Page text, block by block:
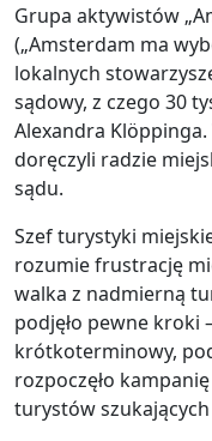
Grupa aktywistów
(„Amsterdam ma
lokalnych
sądowy, z czego 30
Alexandra
doręczyli radzie
sądu.
Szef turystyki
rozumie frustrację
walka z nadmierną
podjęło pewne kroki
krótkoterminowy,
rozpoczęło
turystów